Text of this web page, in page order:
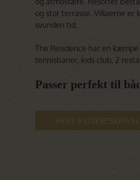
og stor terrasse. Villaerne er
svunden tid.
The Residence har en
tennisbaner, kids club, 2
Passer perfekt til
HENT